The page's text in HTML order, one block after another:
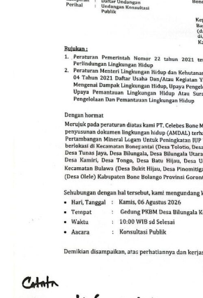
PUSAT PERKANTORAN KECAMATAN
Polemik GHM: Mengapa Jalan Kota
Polemik Semakin Panas! Komisi IV
Gorontalo Akan Panggil Kadispora